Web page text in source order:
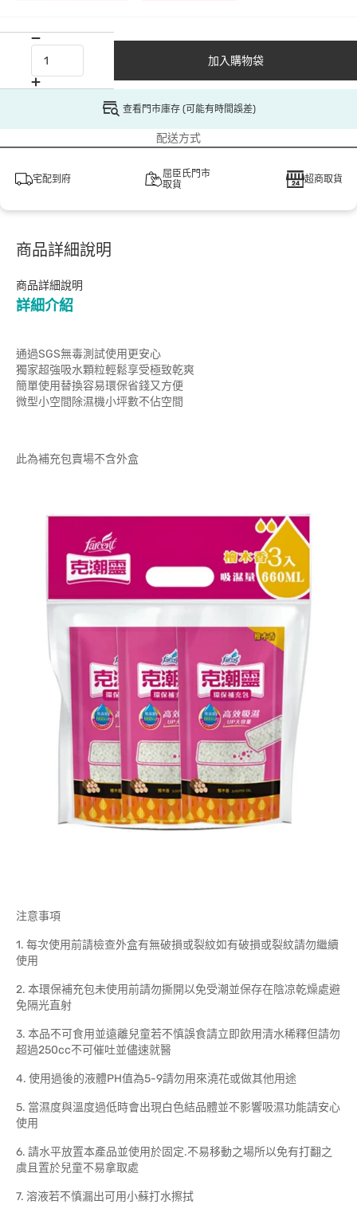
加入購物袋
查看門市庫存 (可能有時間誤差)
配送方式
宅配到府
屈臣氏門市
取貨
超商取貨
商品詳細說明
商品詳細說明
詳細介紹
通過SGS無毒測試使用更安心
獨家超強吸水顆粒輕鬆享受極致乾爽
簡單使用替換容易環保省錢又方便
微型小空間除濕機小坪數不佔空間
此為補充包賣場不含外盒
注意事項
1. 每次使用前請檢查外盒有無破損或裂紋如有破損或裂紋請勿繼續
使用
2. 本環保補充包未使用前請勿撕開以免受潮並保存在陰凉乾燥處避
免隔光直射
3. 本品不可食用並遠離兒童若不慎誤食請立即飲用清水稀釋但請勿
超過250cc不可催吐並儘速就醫
4. 使用過後的液體PH值為5-9請勿用來澆花或做其他用途
5. 當濕度與溫度過低時會出現白色結品體並不影響吸濕功能請安心
使用
6. 請水平放置本產品並使用於固定.不易移動之場所以免有打翻之
虞且置於兒童不易拿取處
7. 溶液若不慎漏出可用小蘇打水擦拭